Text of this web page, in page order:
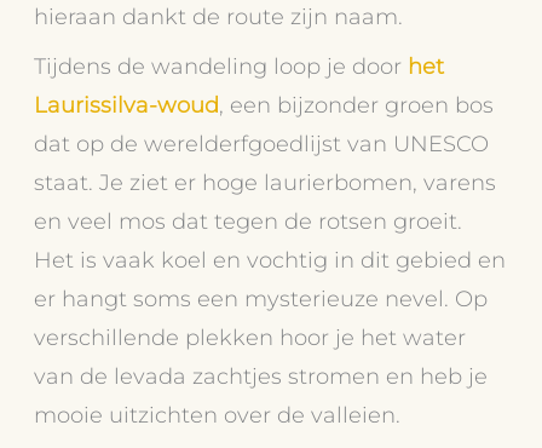
hieraan dankt de route zijn naam.
Tijdens de wandeling loop je door het
Laurissilva-woud, een bijzonder groen bos
dat op de werelderfgoedlijst van UNESCO
staat. Je ziet er hoge laurierbomen, varens
en veel mos dat tegen de rotsen groeit.
Het is vaak koel en vochtig in dit gebied en
er hangt soms een mysterieuze nevel. Op
verschillende plekken hoor je het water
van de levada zachtjes stromen en heb je
mooie uitzichten over de valleien.